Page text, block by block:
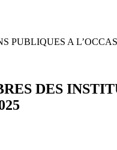
A
DES